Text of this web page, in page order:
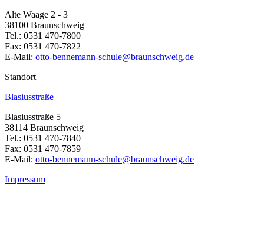
Alte Waage 2 - 3
38100 Braunschweig
Tel.: 0531 470-7800
Fax: 0531 470-7822
E-Mail: otto-bennemann-schule@braunschweig.de
Standort
Blasiusstraße
Blasiusstraße 5
38114 Braunschweig
Tel.: 0531 470-7840
Fax: 0531 470-7859
E-Mail: otto-bennemann-schule@braunschweig.de
Impressum